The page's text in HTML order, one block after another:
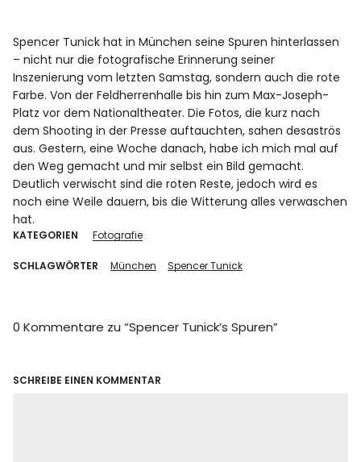
Spencer Tunick hat in München seine Spuren hinterlassen
– nicht nur die fotografische Erinnerung seiner
Inszenierung vom letzten Samstag, sondern auch die rote
Farbe. Von der Feldherrenhalle bis hin zum Max-Joseph-
Platz vor dem Nationaltheater. Die Fotos, die kurz nach
dem Shooting in der Presse auftauchten, sahen desaströs
aus. Gestern, eine Woche danach, habe ich mich mal auf
den Weg gemacht und mir selbst ein Bild gemacht.
Deutlich verwischt sind die roten Reste, jedoch wird es
noch eine Weile dauern, bis die Witterung alles verwaschen
hat.
KATEGORIEN Fotografie
SCHLAGWÖRTER München Spencer Tunick
0 Kommentare zu “Spencer Tunick’s Spuren”
SCHREIBE EINEN KOMMENTAR